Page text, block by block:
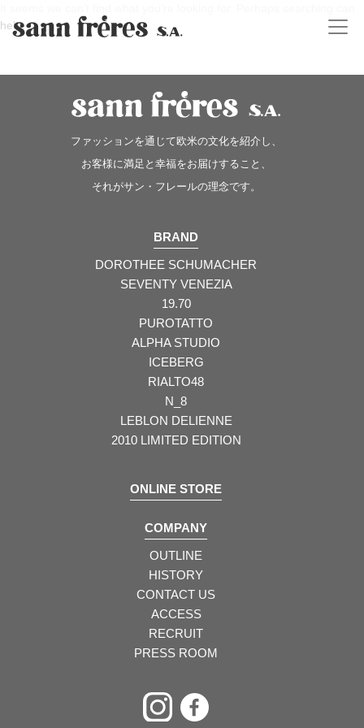
help.
ファッションを通じて欧米の文化を紹介し、
お客様に満足と幸福をお届けすること、
それがサン・フレールの理念です。
BRAND
DOROTHEE SCHUMACHER
SEVENTY VENEZIA
19.70
PUROTATTO
ALPHA STUDIO
ICEBERG
RIALTO48
N_8
LEBLON DELIENNE
2010 LIMITED EDITION
ONLINE STORE
COMPANY
OUTLINE
HISTORY
CONTACT US
ACCESS
RECRUIT
PRESS ROOM